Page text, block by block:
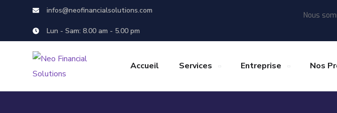
infos@neofinancialsolutions.com
Lun - Sam: 8.00 am - 5.00 pm
Nous
Accueil Services Entreprise Nos